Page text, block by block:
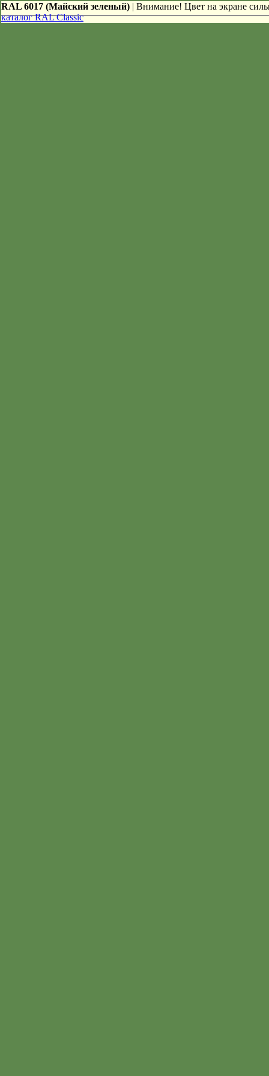
RAL 6017 (Майский зеленый) | Внимание! Цвет на экране
каталог RAL Classic